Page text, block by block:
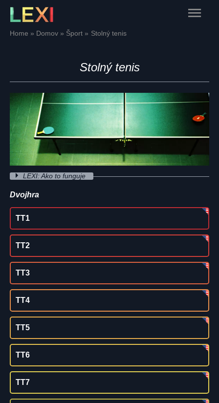
Skip
content
Main
Home Domov Šport Stolný tenis
Stolný tenis
LEXI: Ako to funguje
Dvojhra
TT1
TT2
TT3
TT4
TT5
TT6
TT7